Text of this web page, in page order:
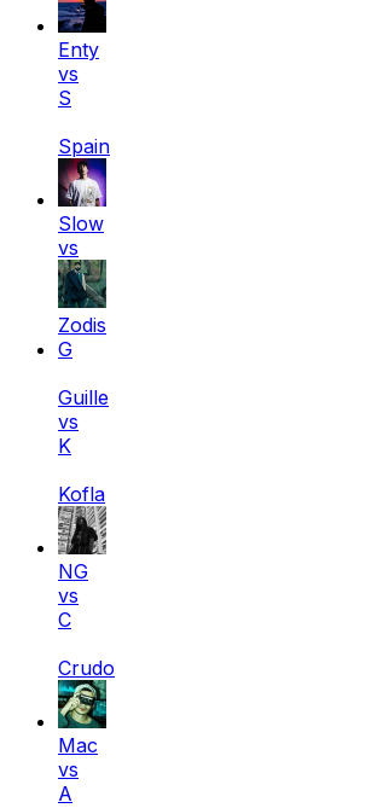
Enty
vs
S
Spain
Slow
vs
Zodis
G
Guille
vs
K
Kofla
NG
vs
C
Crudo
Mac
vs
A